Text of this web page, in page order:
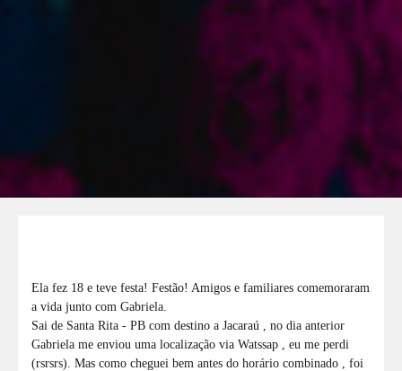
Ela fez 18 e teve festa! Festão! Amigos e familiares comemoraram
a vida junto com Gabriela.
Sai de Santa Rita - PB com destino a Jacaraú , no dia anterior
Gabriela me enviou uma localização via Watssap , eu me perdi
(rsrsrs). Mas como cheguei bem antes do horário combinado , foi